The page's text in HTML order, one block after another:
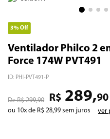
3%Off
Ventilador Philco 2
Force 174W PVT491
ID: PHI-PVT491-P
R$ 299,90 R$ 289,90
ou 10x de R$ 28,99 sem juros ver
2º philco
3º portátil
4 vertical
6º aspiradores